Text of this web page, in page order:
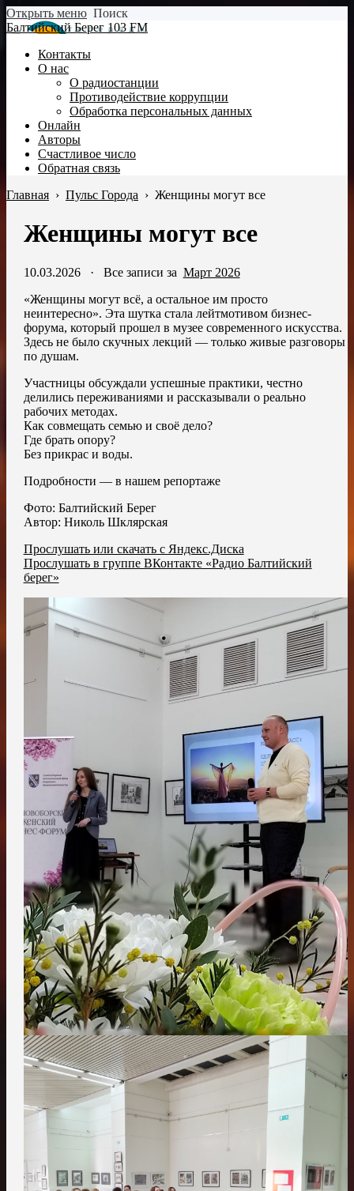
Открыть меню Поиск
Балтийский Берег 103 FM
Контакты
О нас
О радиостанции
Противодействие коррупции
Обработка персональных данных
Онлайн
Авторы
Счастливое число
Обратная связь
Главная › Пульс Города › Женщины могут все
Женщины могут все
10.03.2026· Все записи за Март 2026
«Женщины могут всё, а остальное им просто
неинтересно». Эта шутка стала лейтмотивом бизнес-
форума, который прошел в музее современного искусства.
Здесь не было скучных лекций — только живые разговоры
по душам.
Участницы обсуждали успешные практики, честно
делились переживаниями и рассказывали о реально
рабочих методах.
Как совмещать семью и своё дело?
Где брать опору?
Без прикрас и воды.
Подробности — в нашем репортаже
Фото: Балтийский Берег
Автор: Николь Шклярская
Прослушать или скачать с Яндекс.Диска
Прослушать в группе ВКонтакте «Радио Балтийский
берег»